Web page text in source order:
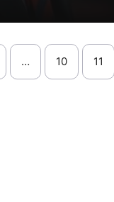
… 10 11